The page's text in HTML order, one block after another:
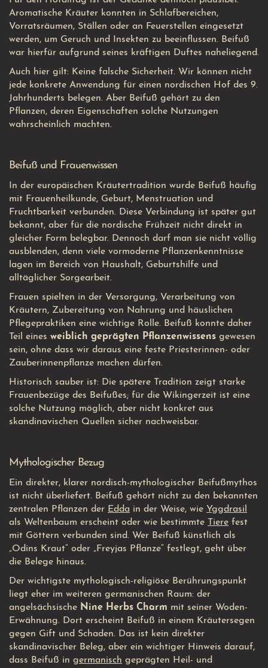
Aromatische Kräuter konnten in Schlafbereichen,
Vorratsräumen, Ställen oder an Feuerstellen eingesetzt
werden, um Geruch und Insekten zu beeinflussen. Beifuß
war hierfür aufgrund seines kräftigen Duftes naheliegend.
Auch hier gilt: Keine falsche Sicherheit. Wir können nicht
jede konkrete Anwendung für einen nordischen Hof des 9.
Jahrhunderts belegen. Aber Beifuß gehört zu den
Pflanzen, deren Eigenschaften solche Nutzungen
wahrscheinlich machten.
Beifuß und Frauenwissen
In der europäischen Kräutertradition wurde Beifuß häufig
mit Frauenheilkunde, Geburt, Menstruation und
Fruchtbarkeit verbunden. Diese Verbindung ist später gut
bekannt, aber für die nordische Frühzeit nicht direkt in
gleicher Form belegbar. Dennoch darf man sie nicht völlig
ausblenden, denn viele vormoderne Pflanzenkenntnisse
lagen im Bereich von Haushalt, Geburtshilfe und
alltäglicher Sorgearbeit.
Frauen spielten in der Versorgung, Verarbeitung von
Kräutern, Zubereitung von Nahrung und häuslichen
Pflegepraktiken eine wichtige Rolle. Beifuß konnte daher
Teil eines weiblich geprägten Pflanzenwissens gewesen
sein, ohne dass wir daraus eine feste Priesterinnen- oder
Zauberinnenpflanze machen dürfen.
Historisch sauber ist: Die spätere Tradition zeigt starke
Frauenbezüge des Beifußes; für die Wikingerzeit ist eine
solche Nutzung möglich, aber nicht konkret aus
skandinavischen Quellen sicher nachweisbar.
Mythologischer Bezug
Ein direkter, klarer nordisch-mythologischer Beifußmythos
ist nicht überliefert. Beifuß gehört nicht zu den bekannten
zentralen Pflanzen der Edda in der Weise, wie Yggdrasil
als Weltenbaum erscheint oder wie bestimmte Tiere fest
mit Göttern verbunden sind. Wer Beifuß künstlich als
„Odins Kraut“ oder „Freyjas Pflanze“ festlegt, geht über
die Belege hinaus.
Der wichtigste mythologisch-religiöse Berührungspunkt
liegt eher im weiteren germanischen Raum: der
angelsächsische Nine Herbs Charm mit seiner Woden-
Erwähnung. Dort erscheint Beifuß in einem Kräutersegen
gegen Gift und Schaden. Das ist kein direkter
skandinavischer Beleg, aber ein wichtiger Hinweis darauf,
dass Beifuß in germanisch geprägten Heil- und